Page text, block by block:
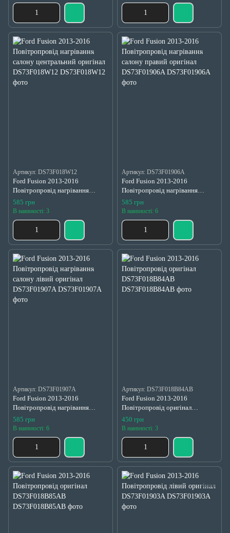
Артикул: DS73F018W12
Ford Fusion 2013-2016
Повітропровід нагрівання
салону центральний оригінал
DS73F018W12
585 грн
В наявності: 3
Артикул: DS73F01906A
Ford Fusion 2013-2016
Повітропровід нагрівання
салону правий оригінал
DS73F01906A
585 грн
В наявності: 6
Артикул: DS73F01907A
Ford Fusion 2013-2016
Повітропровід нагрівання
салону лівий оригінал
DS73F01907A
585 грн
В наявності: 6
Артикул: DS73F018B84AB
Ford Fusion 2013-2016
Повітропровід оригінал
DS73F018B84AB
450 грн
В наявності: 3